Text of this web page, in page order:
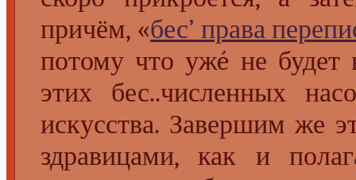
причём, «бес’ права
потому что ужé не будет
этих бес..численных
искусства. Завершим же
здравицами, как и